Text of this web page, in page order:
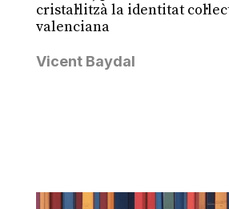
cristal·litzà la identitat
valenciana
Vicent Baydal